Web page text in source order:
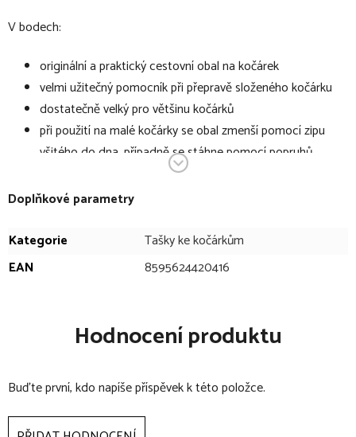
V bodech:
originální a praktický cestovní obal na kočárek
velmi užitečný pomocník při přepravě složeného kočárku
dostatečně velký pro většinu kočárků
při použití na malé kočárky se obal zmenší pomocí zipu
všitého do dna, případně se stáhne pomocí popruhů
popruhy jsou dostatečně pevné i k pohodlné přepravě na
rameni
znečištěním od špinavých koleček kočárku
při cestování letadlem ochrání kočárek před znečištěním a
dek apod
složení materiálu: 100% polyamid, atestovaný, vysoce
praktické a jednoduché ošetřování
vlhkou tkaninou
Doplňkové parametry
Kategorie
Tašky ke kočárkům
EAN
8595624420416
Hodnocení produktu
Buďte první, kdo napíše příspěvek k této položce.